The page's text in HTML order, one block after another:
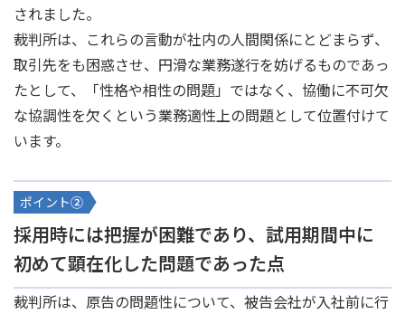
されました。
裁判所は、これらの言動が社内の人間関係にとどまらず、
取引先をも困惑させ、円滑な業務遂行を妨げるものであっ
たとして、「性格や相性の問題」ではなく、協働に不可欠
な協調性を欠くという業務適性上の問題として位置付けて
います。
ポイント②
採用時には把握が困難であり、試用期間中に
初めて顕在化した問題であった点
裁判所は、原告の問題性について、被告会社が入社前に行